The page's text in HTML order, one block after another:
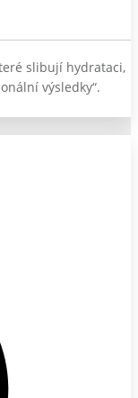
slibují hydrataci,
výsledky“.